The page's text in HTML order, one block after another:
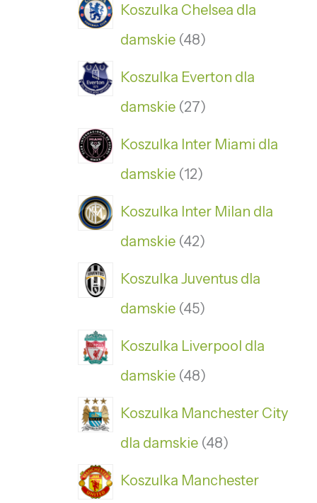
Koszulka Chelsea dla
damskie 48
Koszulka Everton dla
damskie 27
Koszulka Inter Miami dla
damskie 12
Koszulka Inter Milan dla
damskie 42
Koszulka Juventus dla
damskie 45
Koszulka Liverpool dla
damskie 48
Koszulka Manchester City
dla damskie 48
Koszulka Manchester